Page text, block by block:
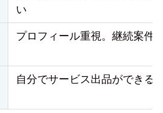
い
プロフィール重視。継続案件
自分でサービス出品ができる